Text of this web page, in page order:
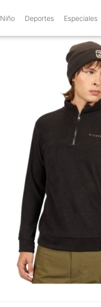
Niño Deportes Especiales